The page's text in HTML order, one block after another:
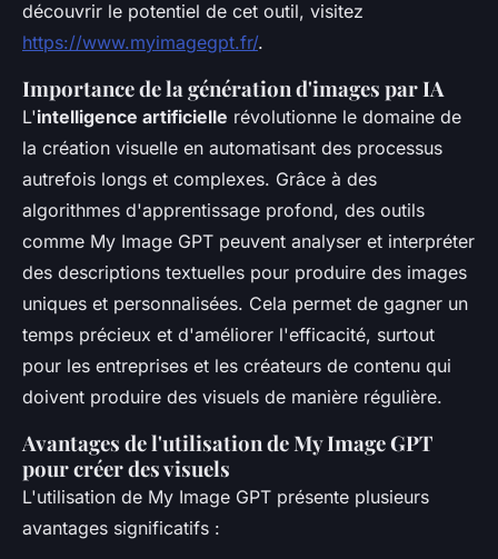
découvrir le potentiel de cet outil, visitez
https://www.myimagegpt.fr/.
Importance de la génération d'images par IA
L'intelligence artificielle révolutionne le domaine de
la création visuelle en automatisant des processus
autrefois longs et complexes. Grâce à des
algorithmes d'apprentissage profond, des outils
comme My Image GPT peuvent analyser et interpréter
des descriptions textuelles pour produire des images
uniques et personnalisées. Cela permet de gagner un
temps précieux et d'améliorer l'efficacité, surtout
pour les entreprises et les créateurs de contenu qui
doivent produire des visuels de manière régulière.
Avantages de l'utilisation de My Image GPT
pour créer des visuels
L'utilisation de My Image GPT présente plusieurs
avantages significatifs :